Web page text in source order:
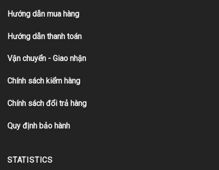
Hướng dẫn mua hàng
Hướng dẫn thanh toán
Vận chuyển - Giao nhận
Chính sách kiểm hàng
Chính sách đổi trả hàng
Quy định bảo hành
STATISTICS